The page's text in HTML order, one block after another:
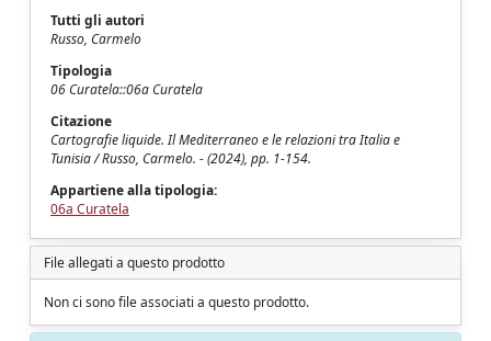
Tutti gli autori
Russo, Carmelo
Tipologia
06 Curatela::06a Curatela
Citazione
Cartografie liquide. Il Mediterraneo e le relazioni tra Italia e
Tunisia / Russo, Carmelo. - (2024), pp. 1-154.
Appartiene alla tipologia:
06a Curatela
File allegati a questo prodotto
Non ci sono file associati a questo prodotto.